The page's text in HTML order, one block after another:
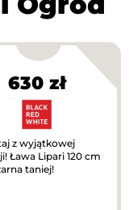
630 zł
z wyjątkowej
Ława Lipari 120 cm
taniej!